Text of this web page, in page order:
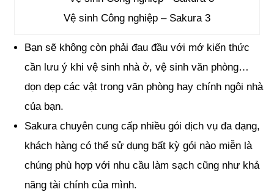
Vệ sinh Công nghiệp – Sakura 3
Bạn sẽ không còn phải đau đầu với mớ kiến thức
cần lưu ý khi vệ sinh nhà ở, vệ sinh văn phòng…
dọn dẹp các vật trong văn phòng hay chính ngôi nhà
của bạn.
Sakura chuyên cung cấp nhiều gói dịch vụ đa dạng,
khách hàng có thể sử dụng bất kỳ gói nào miễn là
chúng phù hợp với nhu cầu làm sạch cũng như khả
năng tài chính của mình.